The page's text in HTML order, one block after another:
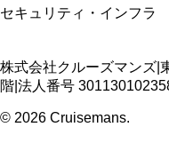
セキュリティ・インフラ
株式会社クルーズマンズ
階 法人番号
© 2026 Cruisemans.